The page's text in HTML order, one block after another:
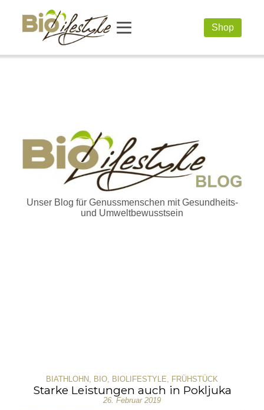
Shop
Unser Blog für Genussmenschen mit Gesundheits-
und Umweltbewusstsein
BIATHLOHN BIO BIOLIFESTYLE FRÜHSTÜCK
Starke Leistungen auch in Pokljuka
26. Februar 2019